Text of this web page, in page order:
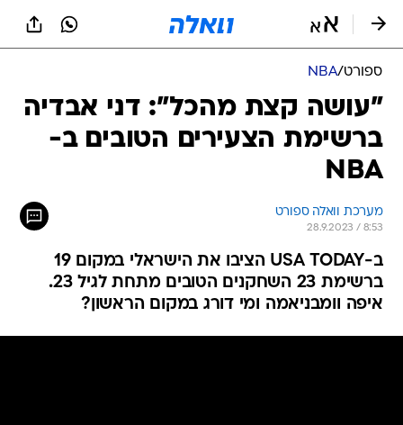
ספורט/
NBA
"עושה קצת מהכל": דני אבדיה
ברשימת הצעירים הטובים ב-
NBA
מערכת וואלה ספורט
28.9.2023 / 8:53
ב-USA TODAY הציבו את הישראלי במקום 19
ברשימת 23 השחקנים הטובים מתחת לגיל 23.
איפה וומבניאמה ומי דורג במקום הראשון?